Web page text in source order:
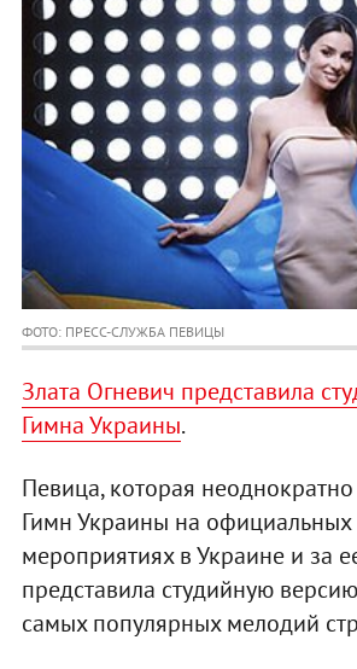
ФОТО: ПРЕСС-СЛУЖБА ПЕВИЦЫ
Злата Огневич представила
Гимна Украины.
Певица, которая
Гимн Украины на
мероприятиях в Украине и за
представила студийную
самых популярных мелодий